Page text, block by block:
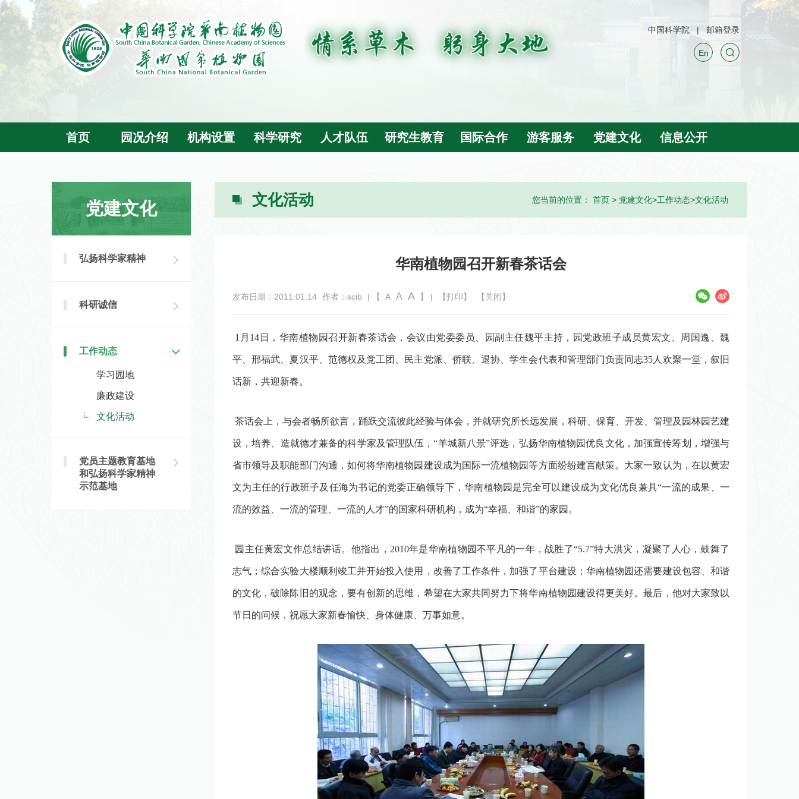
中国科学院 邮箱登录
En
首页 园况介绍 机构设置 科学研究 人才队伍 研究生教育 国际合作 游客服务 党建文化 信息公开
您当前的位置： 首页 > 党建文化>工作动态>文化活动
党建文化
弘扬科学家精神
科研诚信
工作动态
学习园地
廉政建设
文化活动
党员主题教育基地
和弘扬科学家精神
示范基地
文化活动
华南植物园召开新春茶话会
发布日期：2011.01.14 作者：scib | 【 A A A 】 | 【打印】 【关闭】
1月14日，华南植物园召开新春茶话会，会议由党委委员、园副主任魏平主持，园党政班子成员黄宏文、周国逸、魏
平、邢福武、夏汉平、范德权及党工团、民主党派、侨联、退协、学生会代表和管理部门负责同志35人欢聚一堂，叙旧
话新，共迎新春。
茶话会上，与会者畅所欲言，踊跃交流彼此经验与体会，并就研究所长远发展，科研、保育、开发、管理及园林园艺建
设，培养、造就德才兼备的科学家及管理队伍，“羊城新八景”评选，弘扬华南植物园优良文化，加强宣传筹划，增强与
省市领导及职能部门沟通，如何将华南植物园建设成为国际一流植物园等方面纷纷建言献策。大家一致认为，在以黄宏
文为主任的行政班子及任海为书记的党委正确领导下，华南植物园是完全可以建设成为文化优良兼具“一流的成果、一
流的效益、一流的管理、一流的人才”的国家科研机构，成为“幸福、和谐”的家园。
园主任黄宏文作总结讲话。他指出，2010年是华南植物园不平凡的一年，战胜了“5.7”特大洪灾，凝聚了人心，鼓舞了
志气；综合实验大楼顺利竣工并开始投入使用，改善了工作条件，加强了平台建设；华南植物园还需要建设包容、和谐
的文化，破除陈旧的观念，要有创新的思维，希望在大家共同努力下将华南植物园建设得更美好。最后，他对大家致以
节日的问候，祝愿大家新春愉快、身体健康、万事如意。